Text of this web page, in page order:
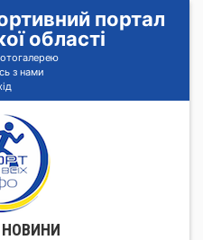
портал
області
з нами